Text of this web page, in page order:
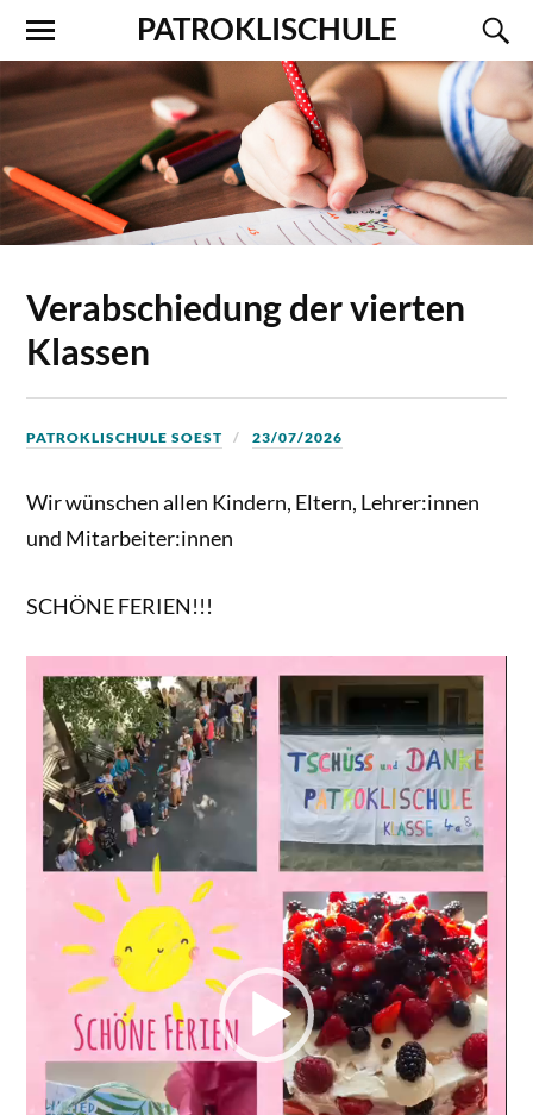
PATROKLISCHULE
Verabschiedung der vierten
Klassen
PATROKLISCHULE SOEST 23/07/2026
Wir wünschen allen Kindern, Eltern, Lehrer:innen
und Mitarbeiter:innen
SCHÖNE FERIEN!!!
Player